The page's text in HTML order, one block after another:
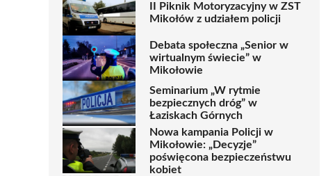
II Piknik Motoryzacyjny w ZST
Mikołów z udziałem policji
Debata społeczna „Senior w
wirtualnym świecie” w
Mikołowie
Seminarium „W rytmie
bezpiecznych dróg” w
Łaziskach Górnych
Nowa kampania Policji w
Mikołowie: „Decyzje”
poświęcona bezpieczeństwu
kobiet